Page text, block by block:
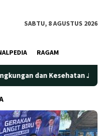
SABTU, 8 AGUSTUS 2026
RAGAM
Jadi Prioritas